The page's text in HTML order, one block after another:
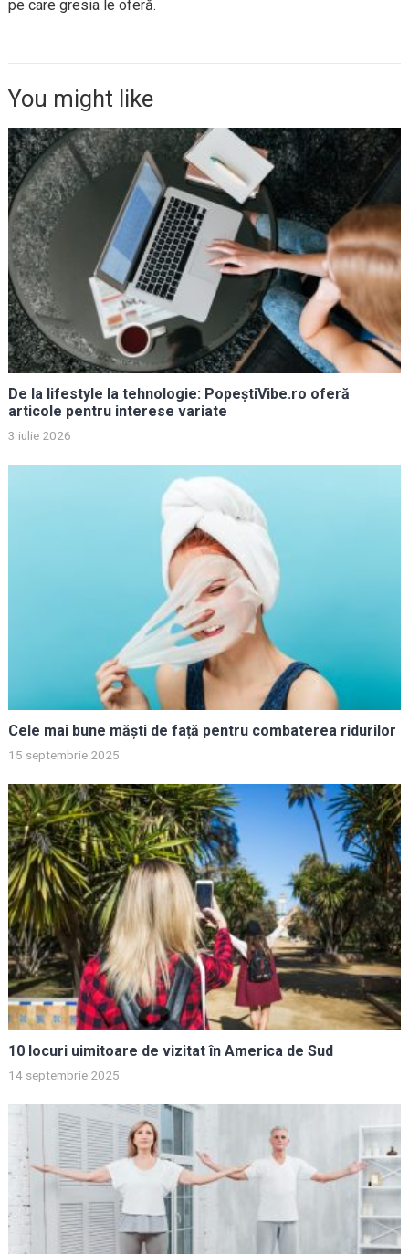
pe care gresia le oferă.
You might like
De la lifestyle la tehnologie: PopeștiVibe.ro oferă
articole pentru interese variate
3 iulie 2026
Cele mai bune măști de față pentru combaterea ridurilor
15 septembrie 2025
10 locuri uimitoare de vizitat în America de Sud
14 septembrie 2025